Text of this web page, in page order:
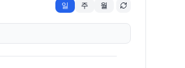
일 주 월